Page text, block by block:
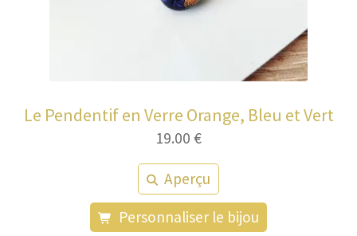
Le Pendentif en Verre Orange, Bleu et Vert
19.00 €
Aperçu
Personnaliser le bijou